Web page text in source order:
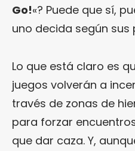
Go!«? Puede que sí,
uno decida según
Lo que está claro es
juegos volverán a
través de zonas de
para forzar
que dar caza. Y,